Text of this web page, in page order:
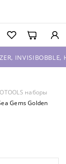
HOUSE
наборы
Gems Golden